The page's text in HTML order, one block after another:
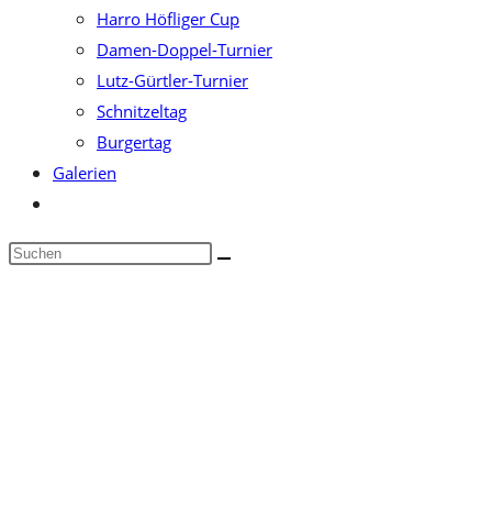
Harro Höfliger Cup
Damen-Doppel-Turnier
Lutz-Gürtler-Turnier
Schnitzeltag
Burgertag
Galerien
umschalten
Diese